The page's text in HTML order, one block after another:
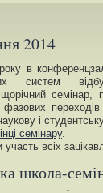
2014
в
систем
семінар,
переходів
і
семінару.
всіх
школа-